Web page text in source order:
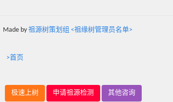
Made by 祖源树策划组 <祖缘树管理员名单>
>首页
极速上树 申请祖源检测 其他咨询